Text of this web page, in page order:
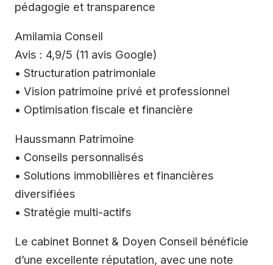
pédagogie et transparence
Amilamia Conseil
Avis : 4,9/5 (11 avis Google)
• Structuration patrimoniale
• Vision patrimoine privé et professionnel
• Optimisation fiscale et financière
Haussmann Patrimoine
• Conseils personnalisés
• Solutions immobilières et financières
diversifiées
• Stratégie multi-actifs
Le cabinet Bonnet & Doyen Conseil bénéficie
d’une excellente réputation, avec une note